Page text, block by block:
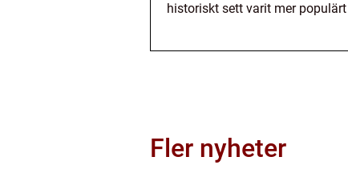
historiskt sett varit mer
Fler nyheter